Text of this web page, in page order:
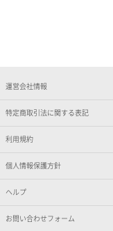
運営会社情報
特定商取引法に関する表記
利用規約
個人情報保護方針
ヘルプ
お問い合わせフォーム